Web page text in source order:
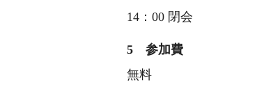
14：00 閉会
5 参加費
無料